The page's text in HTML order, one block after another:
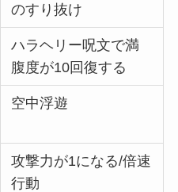
のすり抜け
ハラヘリー呪文で満
腹度が10回復する
空中浮遊
攻撃力が1になる/倍速
行動